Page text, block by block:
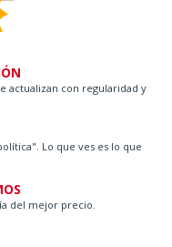
actualizan con regularidad y
Lo que ves es lo que
del mejor precio.